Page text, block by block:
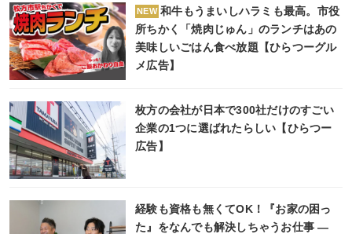
NEW 和牛もうまいしハラミも最高。市役
所ちかく「焼肉じゅん」のランチはあの
美味しいごはん食べ放題【ひらつーグル
メ広告】
枚方の会社が日本で300社だけのすごい
企業の1つに選ばれたらしい【ひらつー
広告】
経験も資格も無くてOK！『お家の困っ
た』をなんでも解決しちゃうお仕事 ―